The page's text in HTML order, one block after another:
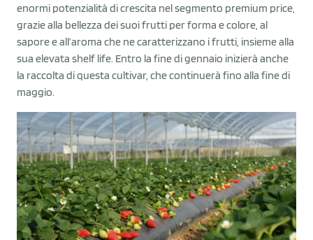
enormi potenzialità di crescita nel segmento premium price,
grazie alla bellezza dei suoi frutti per forma e colore, al
sapore e all’aroma che ne caratterizzano i frutti, insieme alla
sua elevata shelf life. Entro la fine di gennaio inizierà anche
la raccolta di questa cultivar, che continuerà fino alla fine di
maggio.